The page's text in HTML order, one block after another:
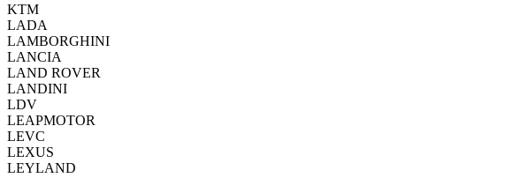
KTM
LADA
LAMBORGHINI
LANCIA
LAND ROVER
LANDINI
LDV
LEAPMOTOR
LEVC
LEXUS
LEYLAND